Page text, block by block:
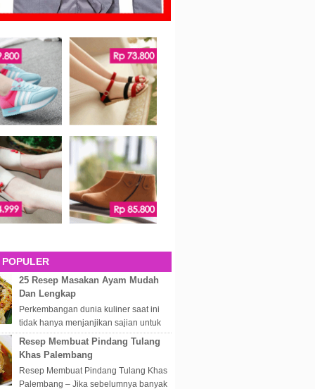
25 Resep Masakan Ayam Mudah
Dan Lengkap
Perkembangan dunia kuliner saat ini
tidak hanya menjanjikan sajian untuk
disantap nikmat sekali hap. Akan tetapi
lebih dari itu dunia kuline...
Resep Membuat Pindang Tulang
Khas Palembang
Resep Membuat Pindang Tulang Khas
Palembang – Jika sebelumnya banyak